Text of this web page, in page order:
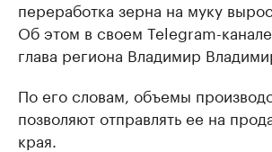
переработка зерна на муку
Об этом в своем Telegram-
глава региона Владимир
По его словам, объемы
позволяют отправлять ее на
края.